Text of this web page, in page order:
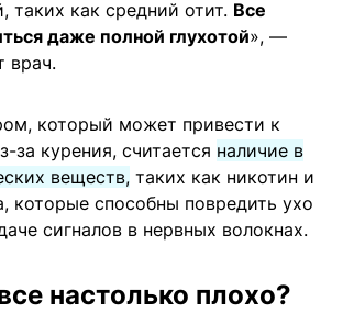
таких как средний отит. Все
даже полной глухотой», —
врач.
который может привести к
за курения, считается наличие в
веществ, таких как никотин и
которые способны повредить ухо
сигналов в нервных волокнах.
настолько плохо?